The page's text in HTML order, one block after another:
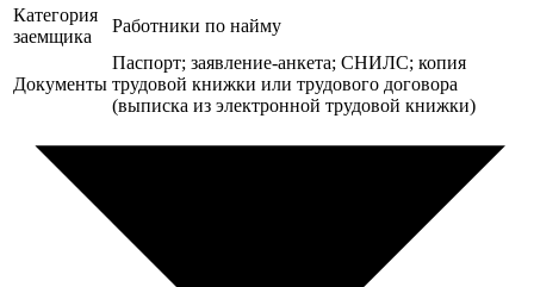
Категория
заемщика
Работники по найму
Документы
Паспорт; заявление-анкета; СНИЛС; копия
трудовой книжки или трудового договора
(выписка из электронной трудовой книжки)